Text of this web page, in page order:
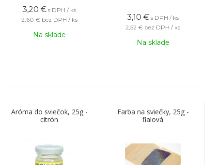
3,20 € s DPH / ks
2,60 € bez DPH / ks
Na sklade
3,10 € s DPH / ks
2,52 € bez DPH / ks
Na sklade
Aróma do sviečok, 25g -
citrón
Farba na sviečky, 25g -
fialová